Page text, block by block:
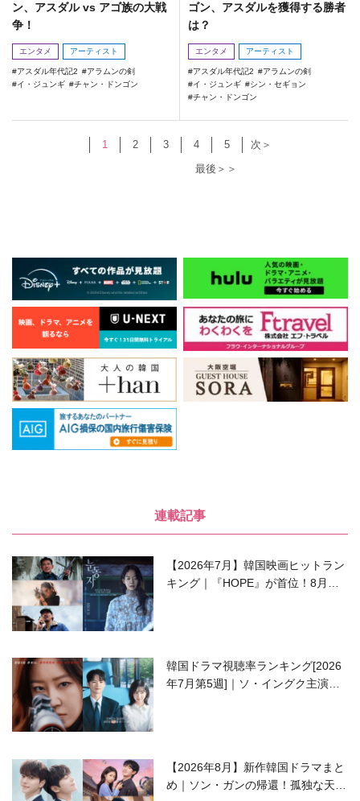
ン、アスダル vs アゴ族の大戦
争！
エンタメ アーティスト
アスダル年代記2
アラムンの剣
イ・ジュンギ
チャン・ドンゴン
ゴン、アスダルを獲得する勝者
は？
エンタメ アーティスト
アスダル年代記2
アラムンの剣
イ・ジュンギ
シン・セギョン
チャン・ドンゴン
1 2 3 4 5
次＞
最後＞＞
連載記事
【2026年7月】韓国映画ヒットラン
キング｜『HOPE』が首位！8月公
韓国ドラマ視聴率ランキング[2026
年7月第5週]｜ソ・イングク主演の
【2026年8月】新作韓国ドラマまと
め｜ソン・ガンの帰還！孤独な天才